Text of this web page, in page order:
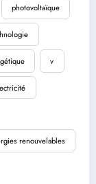
photovoltaïque
v
renouvelables